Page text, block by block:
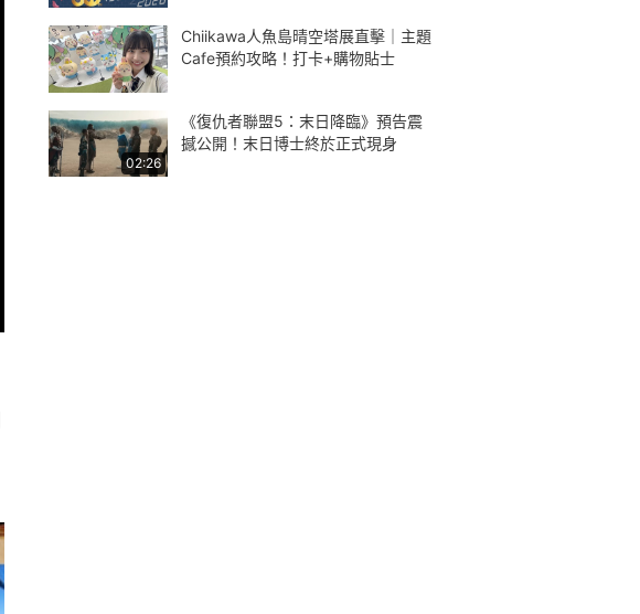
Chiikawa人魚島晴空塔展直擊｜主題
Cafe預約攻略！打卡+購物貼士
02:26
《復仇者聯盟5：末日降臨》預告震
撼公開！末日博士終於正式現身